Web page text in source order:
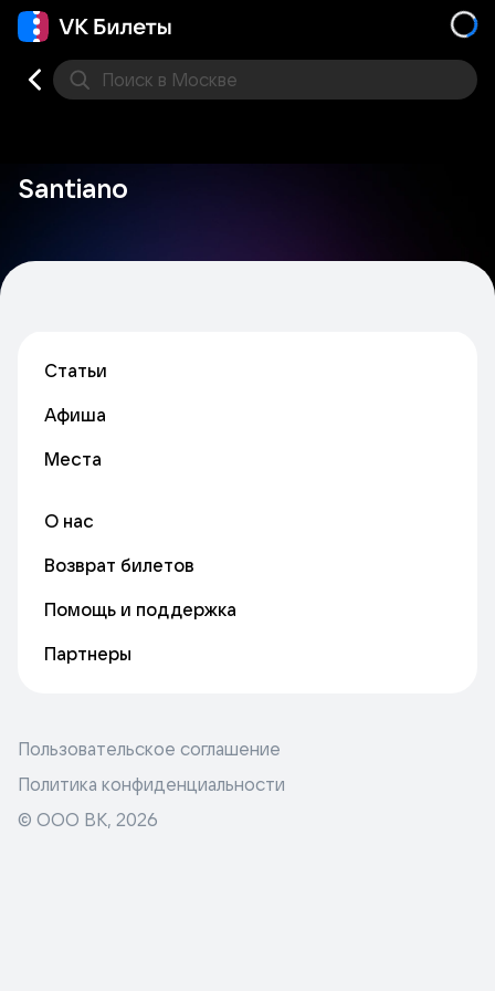
Поиск в Москве
Santiano
Статьи
Афиша
Места
О нас
Возврат билетов
Помощь и поддержка
Партнеры
Пользовательское соглашение
Политика конфиденциальности
© ООО ВК, 2026